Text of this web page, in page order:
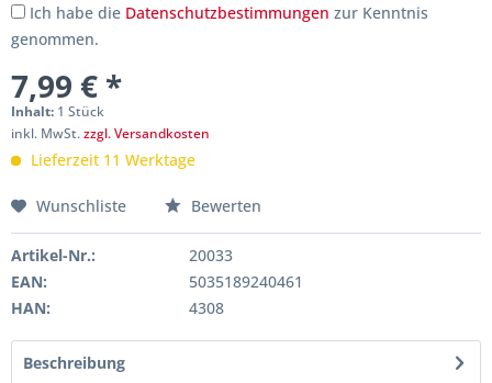
Ich habe die Datenschutzbestimmungen zur Kenntnis
genommen.
7,99 € *
Inhalt: 1 Stück
inkl. MwSt.zzgl. Versandkosten
Lieferzeit 11 Werktage
Wunschliste Bewerten
Artikel-Nr.:
20033
EAN:
5035189240461
HAN:
4308
Beschreibung